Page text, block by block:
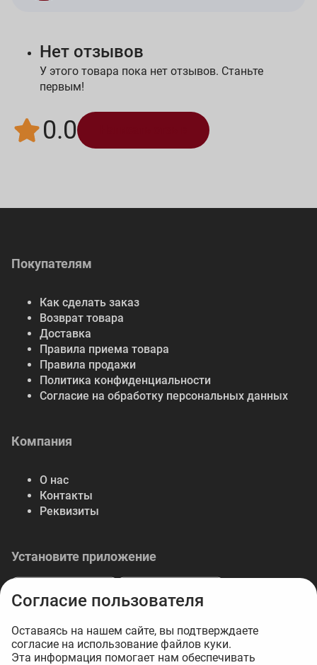
Нет отзывов
У этого товара пока нет отзывов. Станьте
первым!
0.0
Покупателям
Как сделать заказ
Возврат товара
Доставка
Правила приема товара
Правила продажи
Политика конфиденциальности
Согласие на обработку персональных данных
Компания
О нас
Контакты
Реквизиты
Установите приложение
© 2026 Либерте — весь спектр отделочных
Согласие пользователя
Оставаясь на нашем сайте, вы подтверждаете
согласие на использование файлов куки.
Эта информация помогает нам обеспечивать